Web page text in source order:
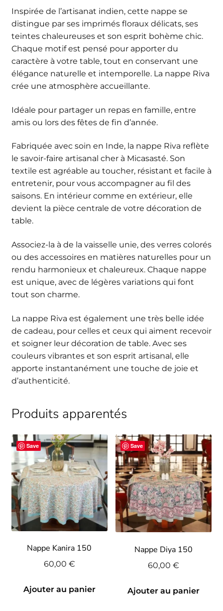
Inspirée de l’artisanat indien, cette nappe se
distingue par ses imprimés floraux délicats, ses
teintes chaleureuses et son esprit bohème chic.
Chaque motif est pensé pour apporter du
caractère à votre table, tout en conservant une
élégance naturelle et intemporelle. La nappe Riva
crée une atmosphère accueillante.
Idéale pour partager un repas en famille, entre
amis ou lors des fêtes de fin d’année.
Fabriquée avec soin en Inde, la nappe Riva reflète
le savoir-faire artisanal cher à Micasasté. Son
textile est agréable au toucher, résistant et facile à
entretenir, pour vous accompagner au fil des
saisons. En intérieur comme en extérieur, elle
devient la pièce centrale de votre décoration de
table.
Associez-la à de la vaisselle unie, des verres colorés
ou des accessoires en matières naturelles pour un
rendu harmonieux et chaleureux. Chaque nappe
est unique, avec de légères variations qui font
tout son charme.
La nappe Riva est également une très belle idée
de cadeau, pour celles et ceux qui aiment recevoir
et soigner leur décoration de table. Avec ses
couleurs vibrantes et son esprit artisanal, elle
apporte instantanément une touche de joie et
d’authenticité.
Produits apparentés
Save
Nappe Kanira 150
60,00 €
Ajouter au panier
Save
Nappe Diya 150
60,00€
Ajouter au panier